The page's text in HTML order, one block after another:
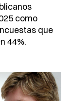
como
que
44%.